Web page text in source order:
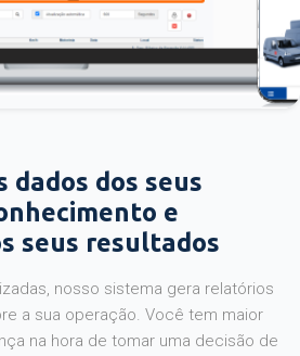
dados dos seus
e
seus resultados
nosso sistema gera relatórios
a sua operação. Você tem maior
na hora de tomar uma decisão de